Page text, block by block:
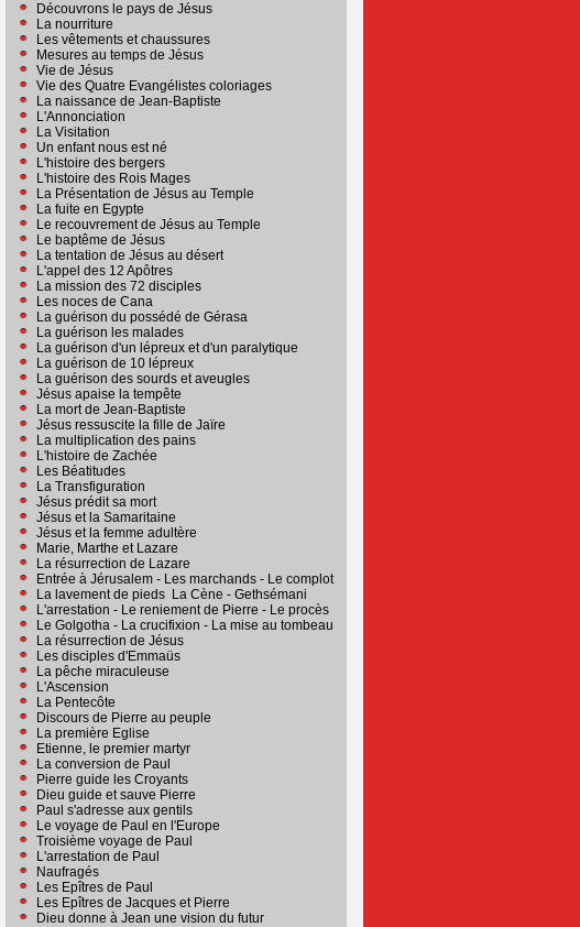
Découvrons le pays de Jésus
La nourriture
Les vêtements et chaussures
Mesures au temps de Jésus
Vie de Jésus
Vie des Quatre Evangélistes coloriages
La naissance de Jean-Baptiste
L'Annonciation
La Visitation
Un enfant nous est né
L'histoire des bergers
L'histoire des Rois Mages
La Présentation de Jésus au Temple
La fuite en Egypte
Le recouvrement de Jésus au Temple
Le baptême de Jésus
La tentation de Jésus au désert
L'appel des 12 Apôtres
La mission des 72 disciples
Les noces de Cana
La guérison du possédé de Gérasa
La guérison les malades
La guérison d'un lépreux et d'un paralytique
La guérison de 10 lépreux
La guérison des sourds et aveugles
Jésus apaise la tempête
La mort de Jean-Baptiste
Jésus ressuscite la fille de Jaïre
La multiplication des pains
L'histoire de Zachée
Les Béatitudes
La Transfiguration
Jésus prédit sa mort
Jésus et la Samaritaine
Jésus et la femme adultère
Marie, Marthe et Lazare
La résurrection de Lazare
Entrée à Jérusalem - Les marchands - Le complot
La lavement de pieds La Cène - Gethsémani
L'arrestation - Le reniement de Pierre - Le procès
Le Golgotha - La crucifixion - La mise au tombeau
La résurrection de Jésus
Les disciples d'Emmaüs
La pêche miraculeuse
L'Ascension
La Pentecôte
Discours de Pierre au peuple
La première Eglise
Etienne, le premier martyr
La conversion de Paul
Pierre guide les Croyants
Dieu guide et sauve Pierre
Paul s'adresse aux gentils
Le voyage de Paul en l'Europe
Troisième voyage de Paul
L'arrestation de Paul
Naufragés
Les Epîtres de Paul
Les Epîtres de Jacques et Pierre
Dieu donne à Jean une vision du futur